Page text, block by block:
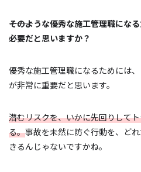
―――そのような優秀な施工管理職に
必要だと思いますか？
優秀な施工管理職になるためには
が非常に重要だと思います。
潜むリスクを、いかに先回りして
る。事故を未然に防ぐ行動を、ど
きるんじゃないですかね。